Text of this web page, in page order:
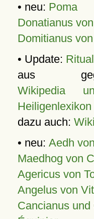
• neu: Poma
Donatianus
Domitianus
• Update:
aus
Wikipedia
Heiligenlexikon
dazu auch:
• neu: Aedh
Maedhog von
Agericus von
Angelus von
Cancianus und